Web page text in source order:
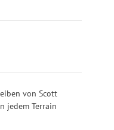
von Scott
jedem Terrain